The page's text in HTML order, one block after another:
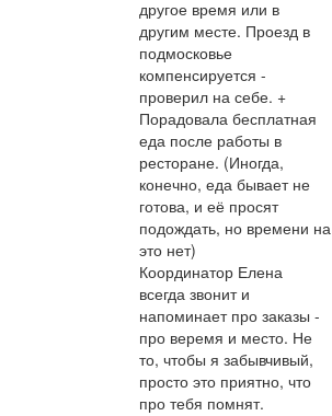
другое время или в
другим месте. Проезд в
подмосковье
компенсируется -
проверил на себе. +
Порадовала бесплатная
еда после работы в
ресторане. (Иногда,
конечно, еда бывает не
готова, и её просят
подождать, но времени на
это нет)
Координатор Елена
всегда звонит и
напоминает про заказы -
про веремя и место. Не
то, чтобы я забывчивый,
просто это приятно, что
про тебя помнят.